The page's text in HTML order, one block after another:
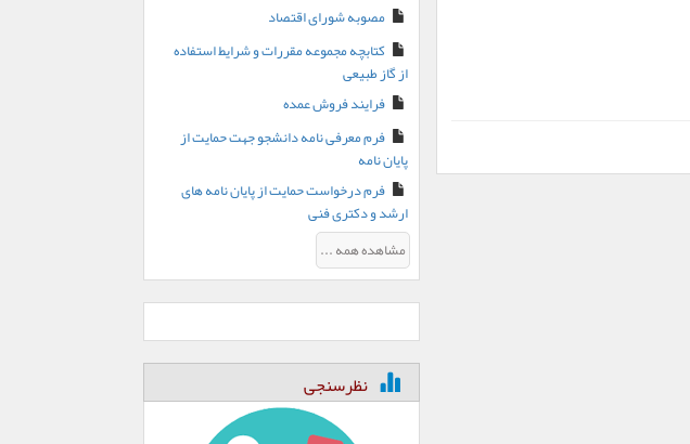
مصوبه شورای اقتصاد
کتابچه مجموعه مقررات و شرایط استفاده
از گاز طبیعی
فرایند فروش عمده
فرم معرفی نامه دانشجو جهت حمایت از
پایان نامه
فرم درخواست حمایت از پایان نامه های
ارشد و دکتری فنی
مشاهده همه ...
نظرسنجی